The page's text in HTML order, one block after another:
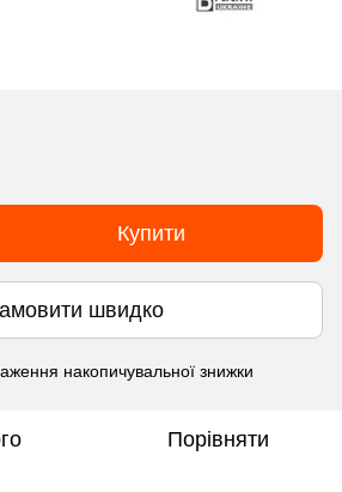
Купити
швидко
накопичувальної знижки
Порівняти